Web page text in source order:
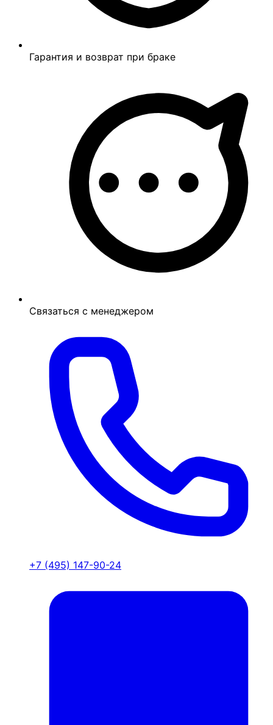
Гарантия и возврат при браке
Связаться с менеджером
+7 (495) 147-90-24